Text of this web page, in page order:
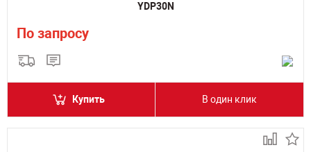
YDP30N
По запросу
Купить В один клик